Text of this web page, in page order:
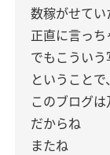
数稼がせてい
正直に言っち
でもこういう
ということ
このブログ
だからね
またね